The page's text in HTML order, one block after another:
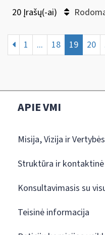
20 Įrašų(-ai)
1 ... 18 19 20
APIE VMI
Misija, Vizija ir Vertybės
Struktūra ir
Konsultavimasis su
Teisinė informacija